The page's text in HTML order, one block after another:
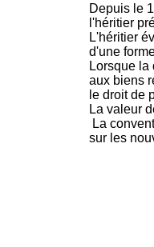
Depuis le
l'héritier
L'héritier
d'une
Lorsque
aux biens
le droit de
La valeur
La
sur les